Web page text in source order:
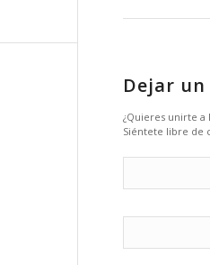
Dejar
¿Quieres unirte a
Siéntete libre de